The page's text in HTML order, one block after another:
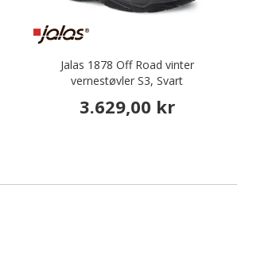
Jalas 1878 Off Road vinter
vernestøvler S3, Svart
3.629,00 kr